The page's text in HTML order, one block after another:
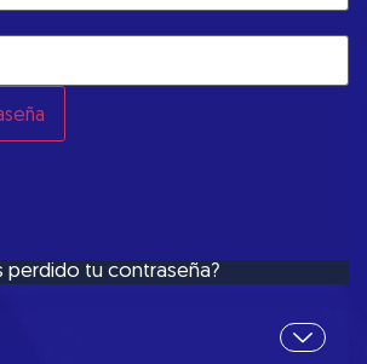
perdido tu contraseña?